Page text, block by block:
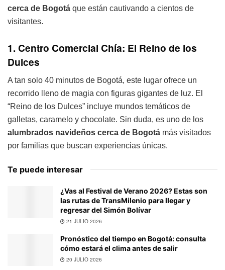
cerca de Bogotá que están cautivando a cientos de
visitantes.
1. Centro Comercial Chía: El Reino de los
Dulces
A tan solo 40 minutos de Bogotá, este lugar ofrece un
recorrido lleno de magia con figuras gigantes de luz. El
“Reino de los Dulces” incluye mundos temáticos de
galletas, caramelo y chocolate. Sin duda, es uno de los
alumbrados navideños cerca de Bogotá más visitados
por familias que buscan experiencias únicas.
Te puede interesar
¿Vas al Festival de Verano 2026? Estas son
las rutas de TransMilenio para llegar y
regresar del Simón Bolívar
21 JULIO 2026
Pronóstico del tiempo en Bogotá: consulta
cómo estará el clima antes de salir
20 JULIO 2026